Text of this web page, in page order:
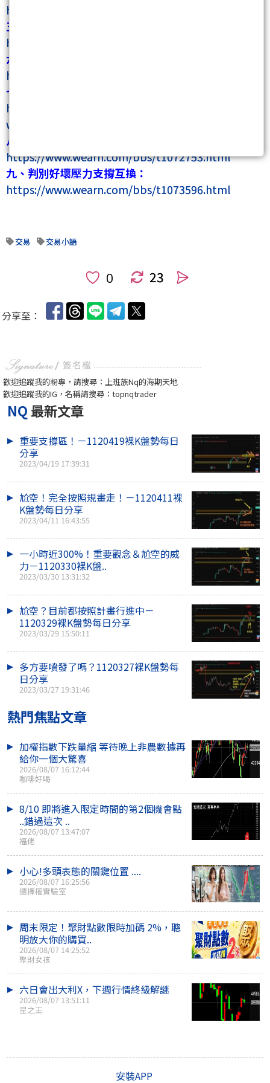
https://www.wearn.com/bbs/t1069312.html
五、慣性：
https://www.wearn.com/bbs/t1070724.html
六、左、右側交易(著重吃單當下)：
https://www.wearn.com/bbs/t1070877.html
七、關鍵位置：
https://www.wearn.com/bbs/t1072008.html?
whichpage=2
八、揭密海期吃單當下的關鍵：
https://www.wearn.com/bbs/t1072753.html
九、判別好壞壓力支撐互換：
https://www.wearn.com/bbs/t1073596.html
交易 交易小語
23
分享至：
歡迎追蹤我的粉專，請搜尋：上班族Nq的海期天地
歡迎追蹤我的IG，名稱請搜尋：topnqtrader
NQ 最新文章
重要支撐區！－1120419裸K盤勢每日
分享
2023/04/19 17:39:31
尬空！完全按照規畫走！－1120411裸
K盤勢每日分享
2023/04/11 16:43:55
一小時近300%！重要觀念＆尬空的威
力－1120330裸K盤..
2023/03/30 13:31:32
尬空？目前都按照計畫行進中－
1120329裸K盤勢每日分享
2023/03/29 15:50:11
多方要噴發了嗎？1120327裸K盤勢每
日分享
2023/03/27 19:31:46
熱門焦點文章
加權指數下跌量縮 等待晚上非農數據再
給你一個大驚喜
2026/08/07 16:12:44
咖啡好喝
8/10 即將進入限定時間的第2個機會點
..錯過這次 ..
2026/08/07 13:47:07
福佬
小心!多頭表態的關鍵位置 ....
2026/08/07 16:25:56
選擇權實驗室
周末限定！聚財點數限時加碼 2%，聰
明放大你的購買..
2026/08/07 14:25:52
聚財女孩
六日會出大利X，下週行情終級解謎
2026/08/07 13:51:11
星之王
安裝APP